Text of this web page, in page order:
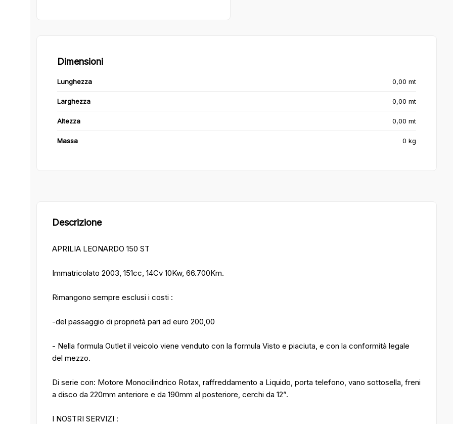
Dimensioni
Lunghezza 0,00 mt
Larghezza 0,00 mt
Altezza 0,00 mt
Massa 0 kg
Descrizione
APRILIA LEONARDO 150 ST
Immatricolato 2003, 151cc, 14Cv 10Kw, 66.700Km.
Rimangono sempre esclusi i costi :
-del passaggio di proprietà pari ad euro 200,00
- Nella formula Outlet il veicolo viene venduto con la formula Visto e piaciuta, e con la conformità legale
del mezzo.
Di serie con: Motore Monocilindrico Rotax, raffreddamento a Liquido, porta telefono, vano sottosella, freni
a disco da 220mm anteriore e da 190mm al posteriore, cerchi da 12”.
I NOSTRI SERVIZI :